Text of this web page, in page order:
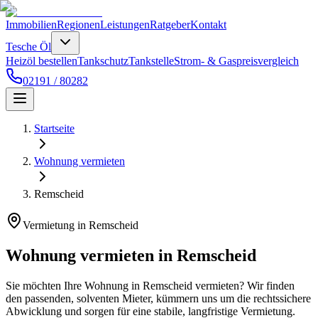
ImmobilienRegionenLeistungenRatgeberKontakt
Tesche Öl
Heizöl bestellenTankschutzTankstelleStrom- & Gaspreisvergleich
02191 / 80282
Startseite
Wohnung vermieten
Remscheid
Vermietung in Remscheid
Wohnung vermieten in Remscheid
Sie möchten Ihre Wohnung in Remscheid vermieten? Wir finden
den passenden, solventen Mieter, kümmern uns um die rechtssichere
Abwicklung und sorgen für eine stabile, langfristige Vermietung.